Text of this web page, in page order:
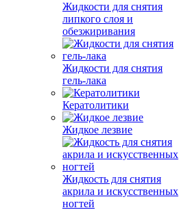
Жидкости для снятия
липкого слоя и
обезжиривания
Жидкости для снятия
гель-лака
Кератолитики
Жидкое лезвие
Жидкость для снятия
акрила и искусственных
ногтей